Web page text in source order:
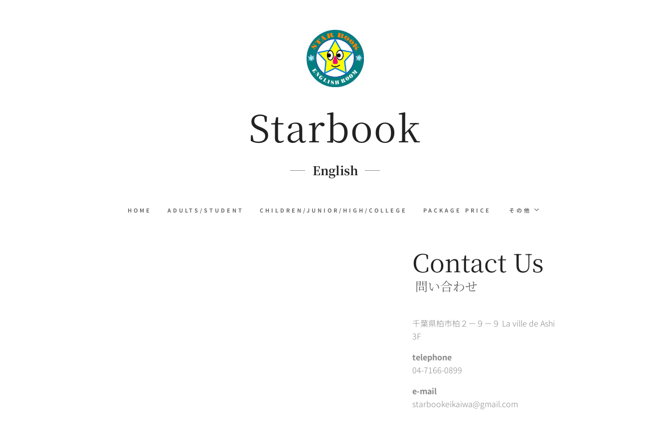
Starbook
English
HOME ADULTS/STUDENT CHILDREN/JUNIOR/HIGH/COLLEGE PACKAGE PRICE その他
Contact Us
問い合わせ
千葉県柏市柏２－９－９ La ville de Ashi
3F
telephone
04-7166-0899
e-mail
starbookeikaiwa@gmail.com